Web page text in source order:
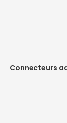
Connecteurs